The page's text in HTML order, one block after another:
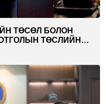
ТӨСӨЛ БОЛОН
ТӨСЛИЙН
БОЛЛОО